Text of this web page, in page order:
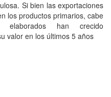
Si bien las exportaciones
los productos primarios, cabe
han crecido
valor en los últimos 5 años